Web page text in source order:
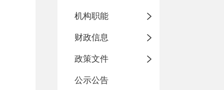
机构职能
财政信息
政策文件
公示公告